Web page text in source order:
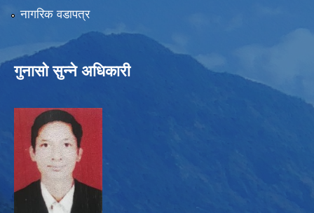
नागरिक वडापत्र
गुनासो सुन्ने अधिकारी